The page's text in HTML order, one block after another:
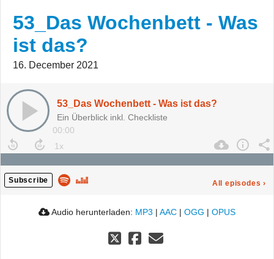
53_Das Wochenbett - Was
ist das?
16. December 2021
53_Das Wochenbett - Was ist das?
Ein Überblick inkl. Checkliste
00:00
Subscribe All episodes ›
Audio herunterladen: MP3 | AAC | OGG | OPUS